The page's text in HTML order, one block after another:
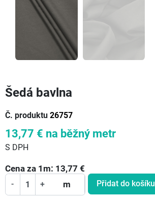
Šedá bavlna
Č. produktu 26757
13,77 € na běžný metr
S DPH
Cena za 1 m: 13,77 €
- + m Přidat do košíku